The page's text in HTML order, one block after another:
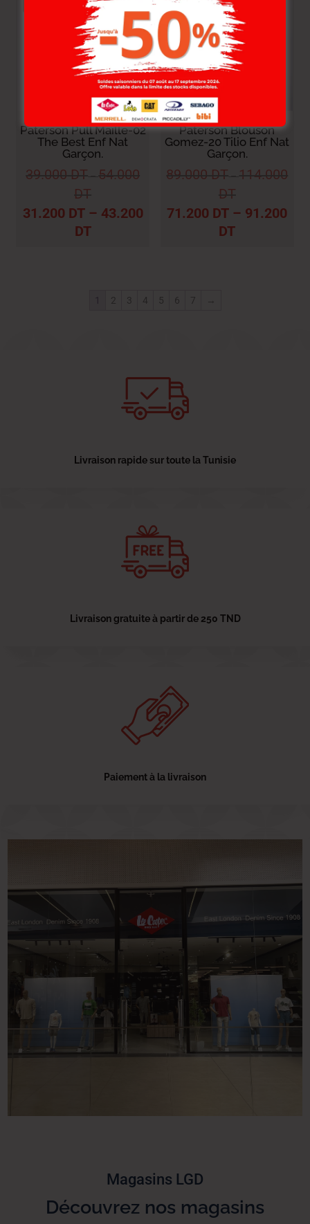
Paterson Pull Maille-02
The Best Enf Nat
Garçon.
39.000 DT
54.000
DT
31.200 DT– 43.200
DT
Paterson Blouson
Gomez-20 Tilio Enf Nat
Garçon.
89.000 DT
114.000
DT
71.200 DT – 91.200
DT
1 2 3 4 5 6 7 →
Livraison rapide sur toute la Tunisie
Livraison gratuite à partir de 250 TND
Paiement à la livraison
Magasins LGD
Découvrez nos magasins